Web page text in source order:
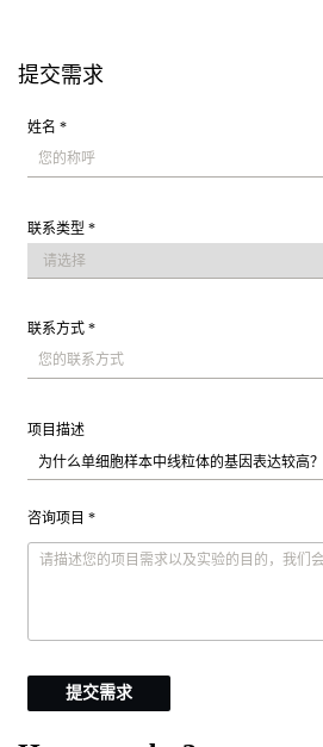
提交需求
姓名 *
联系类型 *
联系方式 *
项目描述
咨询项目 *
提交需求